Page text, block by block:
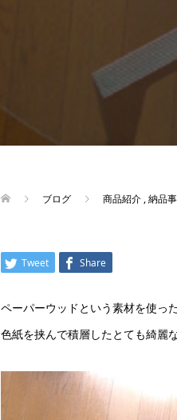
ブログ 商品紹介 ,納品
Tweet Share
ペーパーウッドという素材を使っ
色紙を挟んで積層したとても綺麗